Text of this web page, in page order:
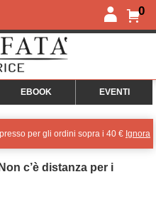
0
EBOOK EVENTI
per gli ordini sopra i 40 € Ignora
Non c’è distanza per i